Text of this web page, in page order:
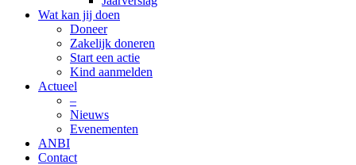
Wat kan jij doen
Doneer
Zakelijk doneren
Start een actie
Kind aanmelden
Actueel
–
Nieuws
Evenementen
ANBI
Contact